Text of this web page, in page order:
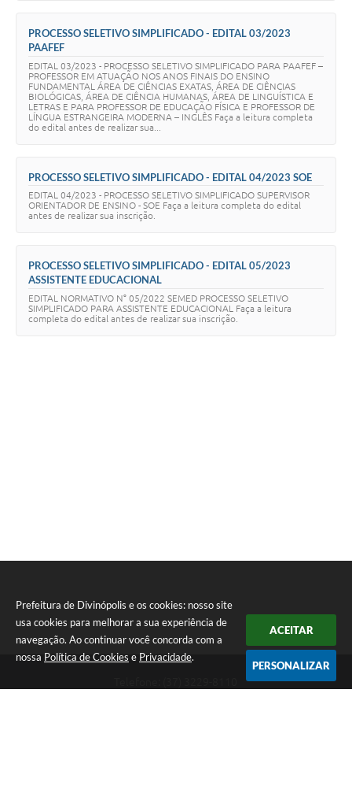
Prefeitura de Divinópolis e os cookies: nosso site
usa cookies para melhorar a sua experiência de
navegação. Ao continuar você concorda com a
nossa Política de Cookies e Privacidade.
ACEITAR
PERSONALIZAR
PROCESSO SELETIVO SIMPLIFICADO - EDITAL 03/2023
PAAFEF
EDITAL 03/2023 - PROCESSO SELETIVO SIMPLIFICADO PARA PAAFEF –
PROFESSOR EM ATUAÇÃO NOS ANOS FINAIS DO ENSINO
FUNDAMENTAL ÁREA DE CIÊNCIAS EXATAS, ÁREA DE CIÊNCIAS
BIOLÓGICAS, ÁREA DE CIÊNCIA HUMANAS, ÁREA DE LINGUÍSTICA E
LETRAS E PARA PROFESSOR DE EDUCAÇÃO FÍSICA E PROFESSOR DE
LÍNGUA ESTRANGEIRA MODERNA – INGLÊS Faça a leitura completa
do edital antes de realizar sua...
PROCESSO SELETIVO SIMPLIFICADO - EDITAL 04/2023 SOE
EDITAL 04/2023 - PROCESSO SELETIVO SIMPLIFICADO SUPERVISOR
ORIENTADOR DE ENSINO - SOE Faça a leitura completa do edital
antes de realizar sua inscrição.
PROCESSO SELETIVO SIMPLIFICADO - EDITAL 05/2023
ASSISTENTE EDUCACIONAL
EDITAL NORMATIVO N° 05/2022 SEMED PROCESSO SELETIVO
SIMPLIFICADO PARA ASSISTENTE EDUCACIONAL Faça a leitura
completa do edital antes de realizar sua inscrição.